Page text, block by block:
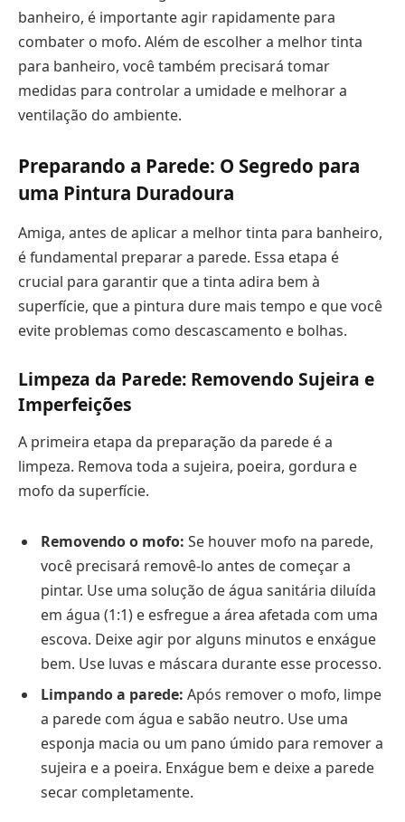
banheiro, é importante agir rapidamente para
combater o mofo. Além de escolher a melhor tinta
para banheiro, você também precisará tomar
medidas para controlar a umidade e melhorar a
ventilação do ambiente.
Preparando a Parede: O Segredo para
uma Pintura Duradoura
Amiga, antes de aplicar a melhor tinta para banheiro,
é fundamental preparar a parede. Essa etapa é
crucial para garantir que a tinta adira bem à
superfície, que a pintura dure mais tempo e que você
evite problemas como descascamento e bolhas.
Limpeza da Parede: Removendo Sujeira e
Imperfeições
A primeira etapa da preparação da parede é a
limpeza. Remova toda a sujeira, poeira, gordura e
mofo da superfície.
Removendo o mofo: Se houver mofo na parede,
você precisará removê-lo antes de começar a
pintar. Use uma solução de água sanitária diluída
em água (1:1) e esfregue a área afetada com uma
escova. Deixe agir por alguns minutos e enxágue
bem. Use luvas e máscara durante esse processo.
Limpando a parede: Após remover o mofo, limpe
a parede com água e sabão neutro. Use uma
esponja macia ou um pano úmido para remover a
sujeira e a poeira. Enxágue bem e deixe a parede
secar completamente.